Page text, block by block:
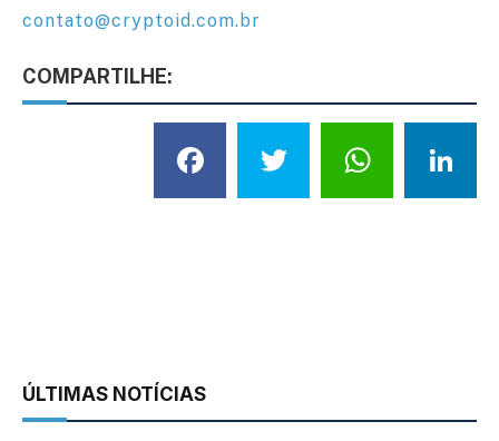
contato@cryptoid.com.br
COMPARTILHE:
Facebook
Twitter
ÚLTIMAS NOTÍCIAS